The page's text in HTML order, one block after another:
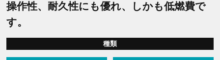
操作性、耐久性にも優れ、しかも低燃費で
す。
種類